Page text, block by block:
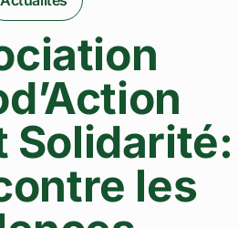
Solidarité:
les